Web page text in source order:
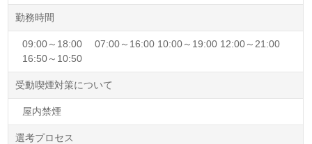
勤務時間
09:00～18:00 07:00～16:00 10:00～19:00 12:00～21:00
16:50～10:50
受動喫煙対策について
屋内禁煙
選考プロセス